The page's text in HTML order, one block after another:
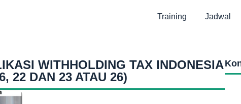
Training Jadwal
WITHHOLDING TAX INDONESIA
22 DAN 23 ATAU 26)